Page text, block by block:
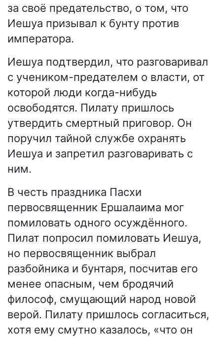
за своё предательство, о том, что
Иешуа призывал к бунту против
императора.
Иешуа подтвердил, что разговаривал
с учеником-предателем о власти, от
которой люди когда-нибудь
освободятся. Пилату пришлось
утвердить смертный приговор. Он
поручил тайной службе охранять
Иешуа и запретил разговаривать с
ним.
В честь праздника Пасхи
первосвященник Ершалаима мог
помиловать одного осуждённого.
Пилат попросил помиловать Иешуа,
но первосвященник выбрал
разбойника и бунтаря, посчитав его
менее опасным, чем бродячий
философ, смущающий народ новой
верой. Пилату пришлось согласиться,
хотя ему смутно казалось, «что он